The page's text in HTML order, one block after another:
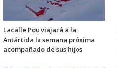
Lacalle Pou viajará a la
Antártida la semana próxima
acompañado de sus hijos